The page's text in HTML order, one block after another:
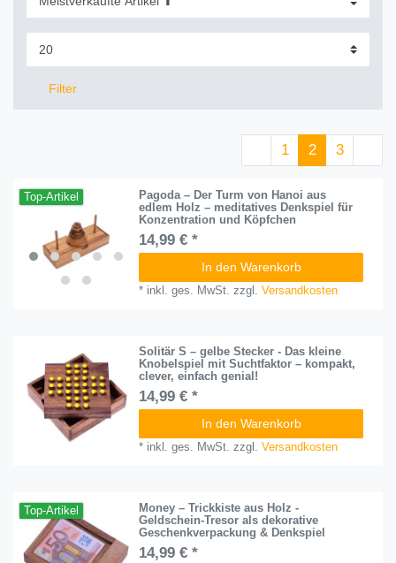
Filter
1 2 3
Top-Artikel
Pagoda – Der Turm von Hanoi aus
edlem Holz – meditatives Denkspiel für
Konzentration und Köpfchen
14,99 € *
In den Warenkorb
* inkl. ges. MwSt. zzgl.Versandkosten
Solitär S – gelbe Stecker - Das kleine
Knobelspiel mit Suchtfaktor – kompakt,
clever, einfach genial!
14,99 € *
In den Warenkorb
* inkl. ges. MwSt. zzgl.Versandkosten
Top-Artikel
Money – Trickkiste aus Holz -
Geldschein-Tresor als dekorative
Geschenkverpackung & Denkspiel
14,99 € *